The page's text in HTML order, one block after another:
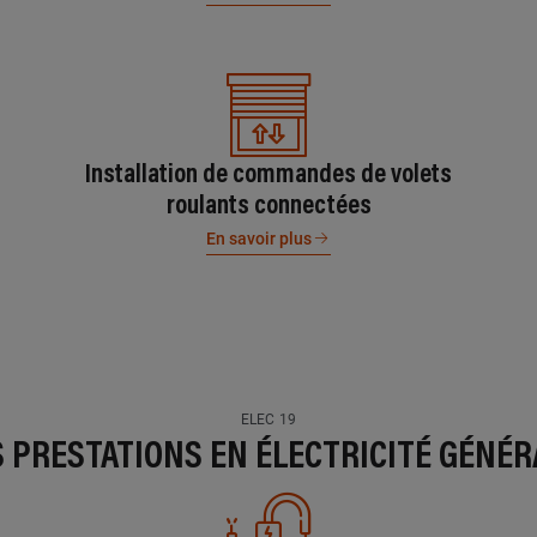
Installation de commandes de volets
roulants connectées
En savoir plus
ELEC 19
PRESTATIONS EN ÉLECTRICITÉ